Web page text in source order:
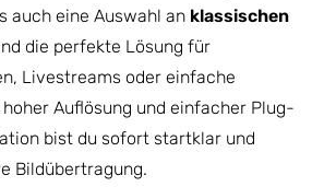
auch eine Auswahl an klassischen
die perfekte Lösung für
Livestreams oder einfache
Auflösung und einfacher Plug-
bist du sofort startklar und
Bildübertragung.